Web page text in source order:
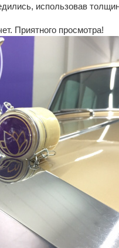
использовав
Приятного просмотра!